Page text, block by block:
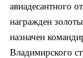
авиадесантного
награжден
назначен
Владимирского